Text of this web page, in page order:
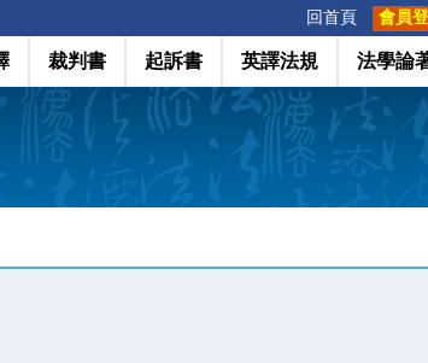
回首頁 會員
裁判書 起訴書 英譯法規 法學論